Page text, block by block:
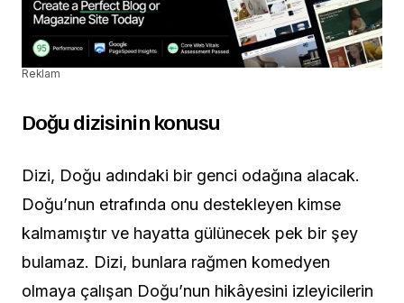
Reklam
Doğu dizisinin konusu
Dizi, Doğu adındaki bir genci odağına alacak.
Doğu’nun etrafında onu destekleyen kimse
kalmamıştır ve hayatta gülünecek pek bir şey
bulamaz. Dizi, bunlara rağmen komedyen
olmaya çalışan Doğu’nun hikâyesini izleyicilerin